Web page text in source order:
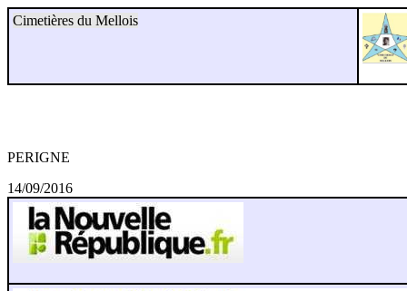
Cimetières du Mellois
PERIGNE
14/09/2016